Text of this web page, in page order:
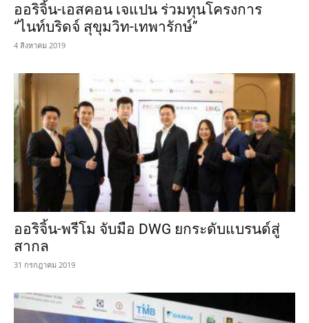
ออริจิ้น-เอสคอน เจแปน ร่วมทุนโครงการ
“ไนท์บริดจ์ สุขุมวิท-เทพารักษ์”
4 สิงหาคม 2019
ออริจิ้น-พรีโม จับมือ DWG ยกระดับแบรนด์สู่
สากล
31 กรกฎาคม 2019